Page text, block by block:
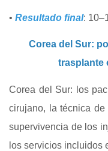
• Resultado final:
Corea del Sur:
trasplante
Corea del Sur: los
cirujano, la técnica
supervivencia de los
los servicios incluidos